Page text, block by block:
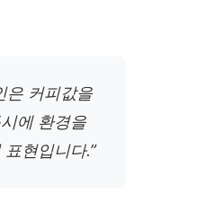
은 커피값을
에 환경을
현입니다.”